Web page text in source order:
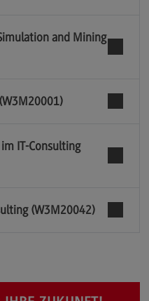
and Mining
IT-Consulting
(W3M20042)